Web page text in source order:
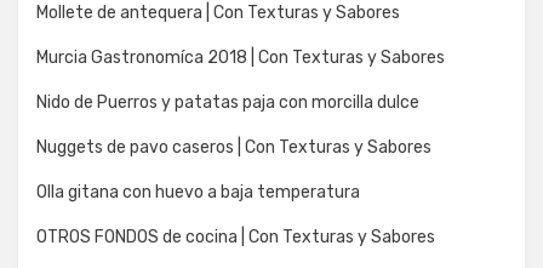
Mollete de antequera | Con Texturas y Sabores
Murcia Gastronomíca 2018 | Con Texturas y Sabores
Nido de Puerros y patatas paja con morcilla dulce
Nuggets de pavo caseros | Con Texturas y Sabores
Olla gitana con huevo a baja temperatura
OTROS FONDOS de cocina | Con Texturas y Sabores